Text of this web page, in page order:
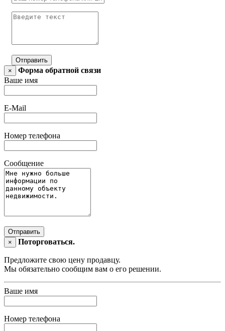
Отправить
×
Форма обратной связи
Ваше имя
E-Mail
Номер телефона
Сообщение
Отправить
×
Поторговаться.
Предложите свою цену продавцу.
Мы обязательно сообщим вам о его решении.
Ваше имя
Номер телефона